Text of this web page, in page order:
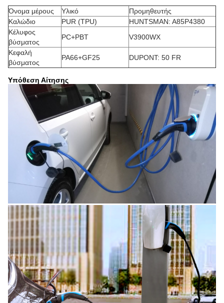
Όνομα μέρους Υλικό
Προμηθευτής
Καλώδιο
PUR (TPU)
HUNTSMAN: A85P4380
Κέλυφος
βύσματος
PC+PBT
V3900WX
Κεφαλή
βύσματος
PA66+GF25 DUPONT: 50 FR
Υπόθεση Αίτησης